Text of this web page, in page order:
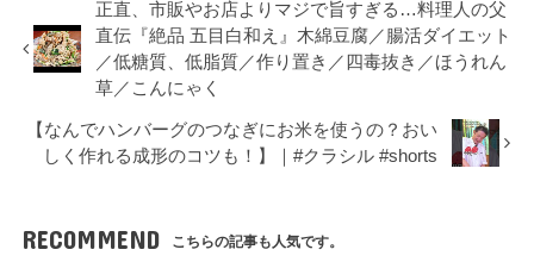
正直、市販やお店よりマジで旨すぎる…料理人の父
直伝『絶品 五目白和え』木綿豆腐／腸活ダイエット
／低糖質、低脂質／作り置き／四毒抜き／ほうれん
草／こんにゃく
【なんでハンバーグのつなぎにお米を使うの？おい
しく作れる成形のコツも！】｜#クラシル #shorts
RECOMMEND こちらの記事も人気です。